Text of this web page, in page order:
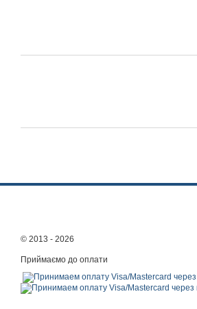
© 2013 - 2026
Приймаємо до оплати